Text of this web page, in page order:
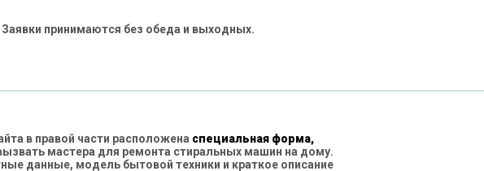
Заявки принимаются без обеда и выходных.
в правой части расположена специальная форма,
мастера для ремонта стиральных машин на дому.
данные, модель бытовой техники и краткое описание